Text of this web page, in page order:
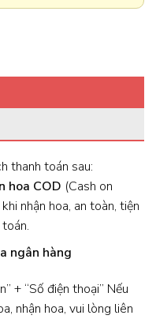
thanh toán sau:
hoa COD (Cash on
nhận hoa, an toàn, tiện
ngân hàng
+ “Số điện thoại” Nếu
nhận hoa, vui lòng liên